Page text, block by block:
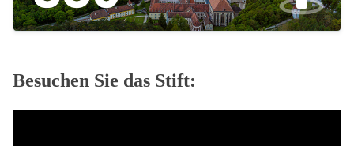
Besuchen Sie das Stift: